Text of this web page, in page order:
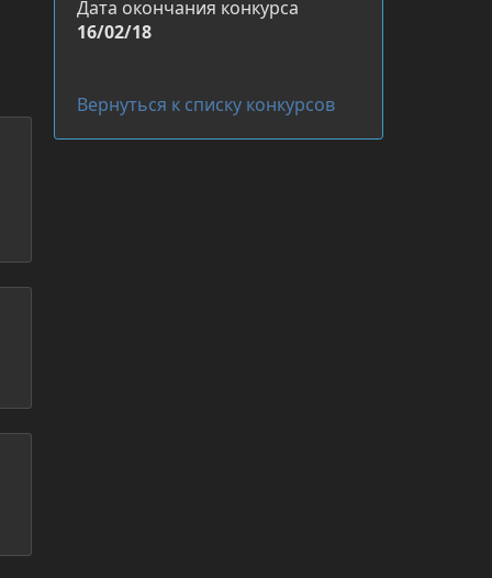
Дата окончания конкурса
16/02/18
Вернуться к списку конкурсов